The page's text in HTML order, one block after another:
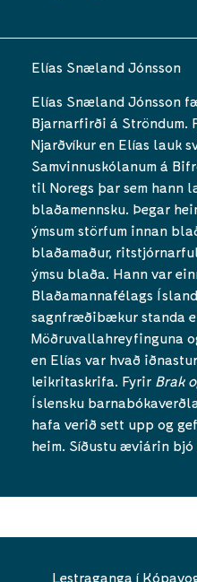
Elías Snæland Jónsson
Elías Snæland Jónsson
Bjarnarfirði á
Njarðvíkur en Elías lauk
Samvinnuskólanum á
til Noregs þar sem hann
blaðamennsku. Þegar
ýmsum störfum innan
blaðamaður,
ýmsu blaða. Hann var
Blaðamannafélags
sagnfræðibækur standa
Möðruvallahreyfinguna
en Elías var hvað
leikritaskrifa. Fyrir Brak
Íslensku
hafa verið sett upp og
heim. Síðustu æviárin bjó
Lestraganga í